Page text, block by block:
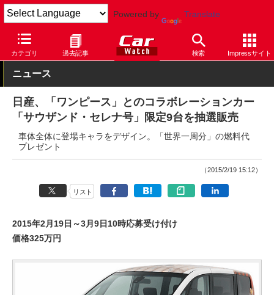
Powered by Translate
カテゴリ 過去記事 検索 Impressサイト
Car Watch 自動車 セレナ
ニュース
日産、「ワンピース」とのコラボレーションカー
「サウザンド・セレナ号」限定9台を抽選販売
車体全体に登場キャラをデザイン。「世界一周分」の燃料代
プレゼント
（2015/2/19 15:12）
リスト
2015年2月19日～3月9日10時応募受け付け
価格325万円